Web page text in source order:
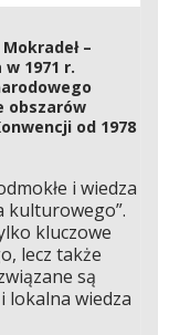
–
1971 r.
obszarów
od 1978
i wiedza
kulturowego”.
kluczowe
lecz także
są
lokalna wiedza